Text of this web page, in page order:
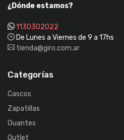
¿Dónde estamos?
1130302022
De Lunes a Viernes de 9 a 17hs
tienda@giro.com.ar
Categorías
Cascos
Zapatillas
Guantes
Outlet